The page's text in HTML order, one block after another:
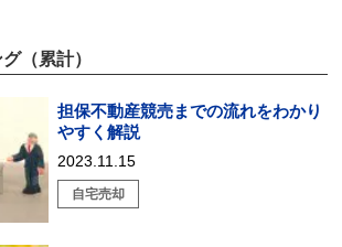
（累計）
担保不動産競売までの流れをわかり
やすく解説
2023.11.15
自宅売却